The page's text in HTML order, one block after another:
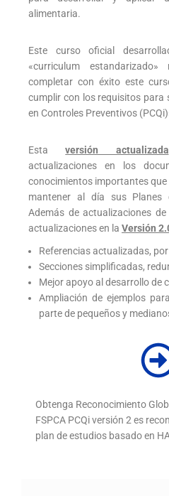
alimentaria.
Este curso oficial
«curriculum
completar con éxito este
cumplir con los requisitos para
en Controles Preventivos
Estaversión actualizada
actualizaciones en los
conocimientos importantes
mantener al día sus Planes
Además de actualizaciones
actualizaciones en la Versión
Referencias actualizadas, por
Secciones simplificadas,
Mejor apoyo al desarrollo de
Ampliación de ejemplos
parte de pequeños y
Obtenga Reconocimiento
FSPCA PCQi versión 2 es
plan de estudios basado en